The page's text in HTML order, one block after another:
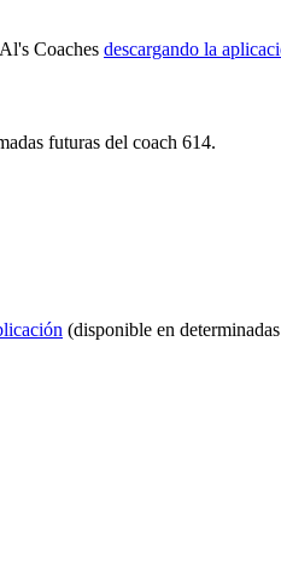
Coaches descargando la
futuras del coach 614.
(disponible en